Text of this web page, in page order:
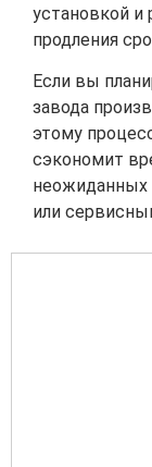
установкой и
продления
Если вы
завода
этому
сэкономит
неожиданных
или